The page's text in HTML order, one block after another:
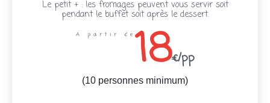
Le petit + : les fromages peuvent vous servir soit
pendant le buffet soit après le dessert.
A partir de18€/pp
(10 personnes minimum)